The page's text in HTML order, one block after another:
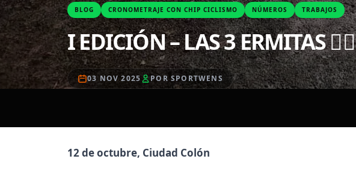
BLOG CRONOMETRAJE CON CHIP CICLISMO NÚMEROS TRABAJOS
I EDICIÓN – LAS 3 ERMITAS 🚴‍♀️
03 NOV 2025 POR SPORTWENS
12 de octubre, Ciudad Colón